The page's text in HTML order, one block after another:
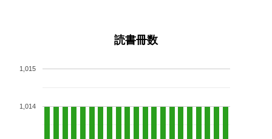
読書冊数
1,014
1,015